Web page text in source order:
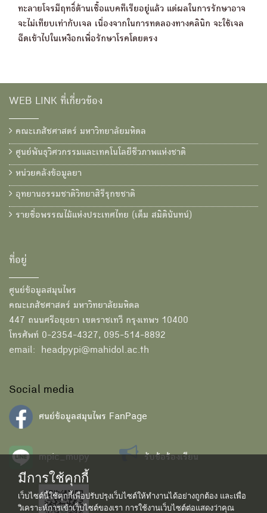
ทะลายโจรมีฤทธิ์ต้านเชื้อแบคทีเรียอยู่แล้ว แต่ผลในการรักษาอาจ
จะไม่เทียบเท่ากับเจล เนื่องจากในการทดลองทางคลินิก จะใช้เจล
ฉีดเข้าไปในเหงือกเพื่อรักษาโรคโดยตรง
WEB LINK ที่เกี่ยวข้อง
คณะเภสัชศาสตร์ มหาวิทยาลัยมหิดล
ศูนย์พันธุวิศวกรรมและเทคโนโลยีชีวภาพแห่งชาติ
หน่วยคลังข้อมูลยา
อุทยานธรรมชาติวิทยาสิรีรุกขชาติ
รายชื่อพรรณไม้แห่งประเทศไทย (เต็ม สมิตินันทน์)
ที่อยู่
ศูนย์ข้อมูลสมุนไพร
คณะเภสัชศาสตร์ มหาวิทยาลัยมหิดล
447 ถนนศรีอยุธยา เขตราชเทวี กรุงเทพฯ 10400
โทรศัพท์ 0-2354-4327, 095-514-8892
email: headpypi@mahidol.ac.th
Social media
ศนย์ข้อมูลสมุนไพร FanPage
mpic_mupy รับข้อร้องเรียน
มีการใช้คุกกี้
เว็บไซต์นี้ใช้คุกกี้เพื่อปรับปรุงเว็บไซต์ให้ทำงานได้อย่างถูกต้อง และเพื่อ
วิเคราะห์การเข้าเว็บไซต์ของเรา การใช้งานเว็บไซต์ต่อแสดงว่าคุณ